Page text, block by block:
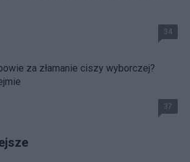
34
za złamanie ciszy wyborczej?
37